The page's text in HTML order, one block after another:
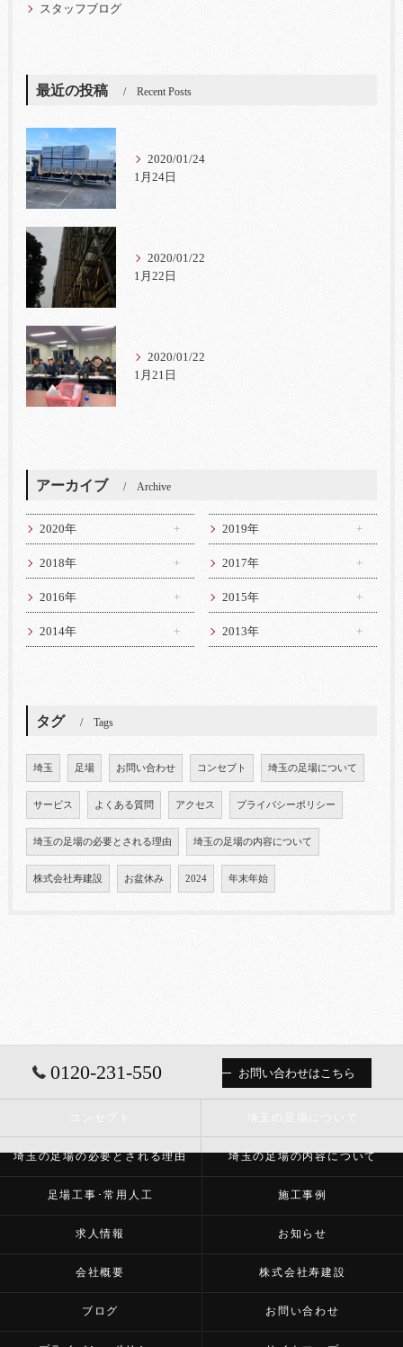
スタッフブログ
最近の投稿 Recent Posts
2020/01/24
1月24日
2020/01/22
1月22日
2020/01/22
1月21日
アーカイブ Archive
2020年 2019年
2018年 2017年
2016年 2015年
2014年 2013年
タグ Tags
埼玉 足場 お問い合わせ コンセプト 埼玉の足場について
サービス よくある質問 アクセス プライバシーポリシー
埼玉の足場の必要とされる理由 埼玉の足場の内容について
株式会社寿建設 お盆休み 2024 年末年始
0120-231-550 お問い合わせはこちら
埼玉の足場の必要とされる理由 埼玉の足場の内容について
足場工事･常用人工 施工事例
求人情報 お知らせ
会社概要 株式会社寿建設
ブログ お問い合わせ